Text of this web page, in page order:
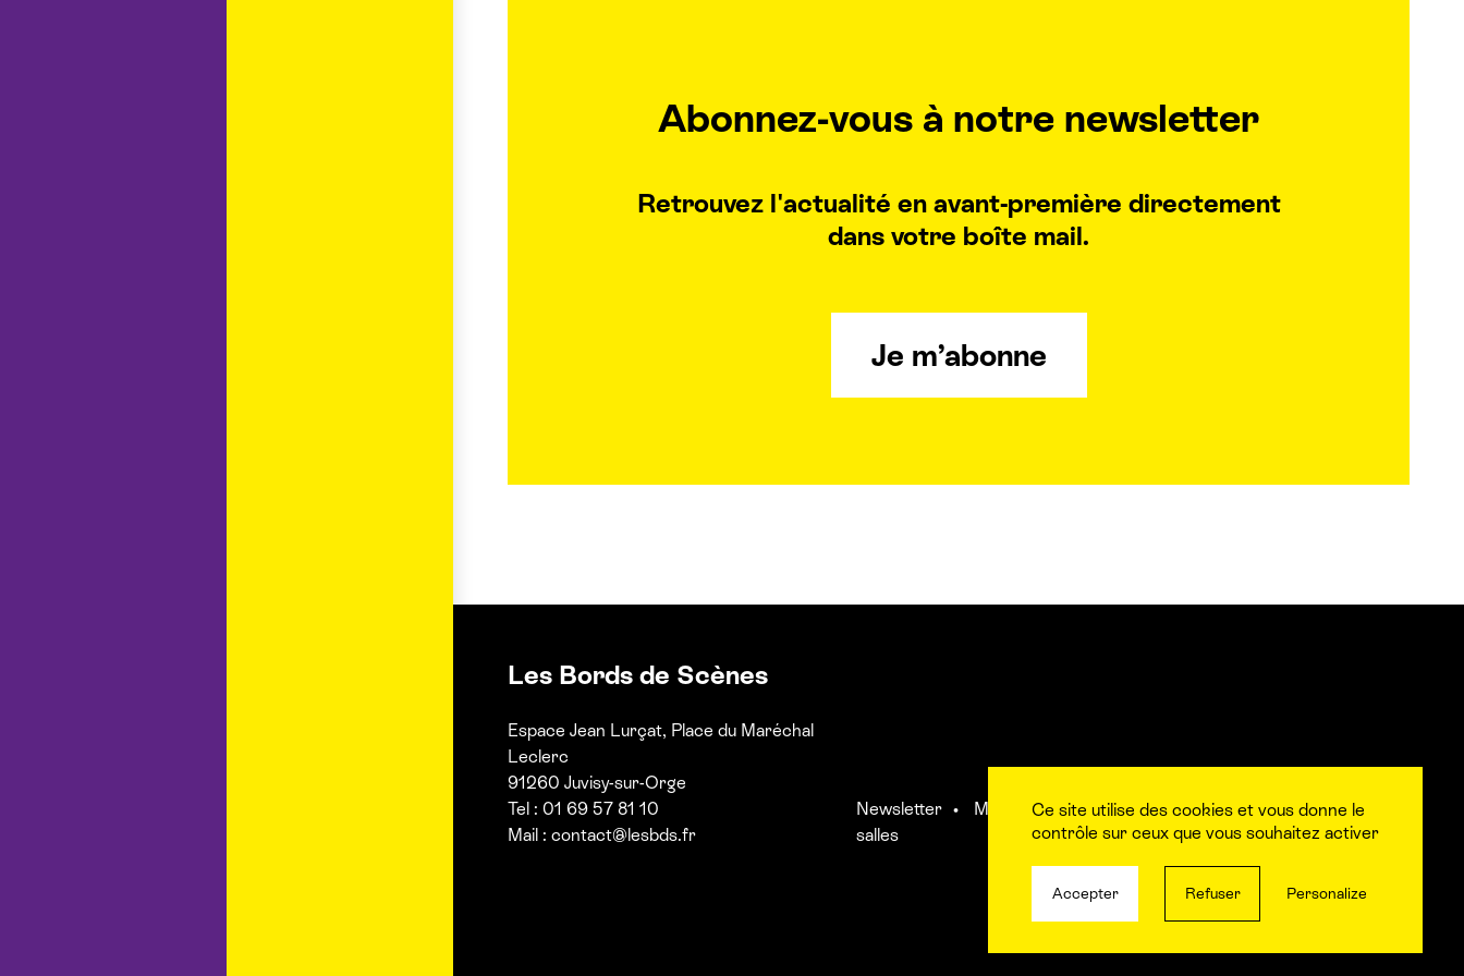
Abonnez-vous à notre newsletter
Retrouvez l'actualité en avant-première directement
dans votre boîte mail.
Je m’abonne
Les Bords de Scènes
Espace Jean Lurçat, Place du Maréchal
Leclerc
91260 Juvisy-sur-Orge
Tel : 01 69 57 81 10
Mail : contact@lesbds.fr
Newsletter Mentions légales L’équipe
Contact et accès aux
salles
Ce site utilise des cookies et vous donne le
contrôle sur ceux que vous souhaitez activer
Accepter Refuser Personalize